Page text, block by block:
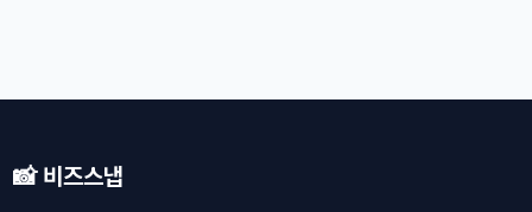
📸 비즈스냅